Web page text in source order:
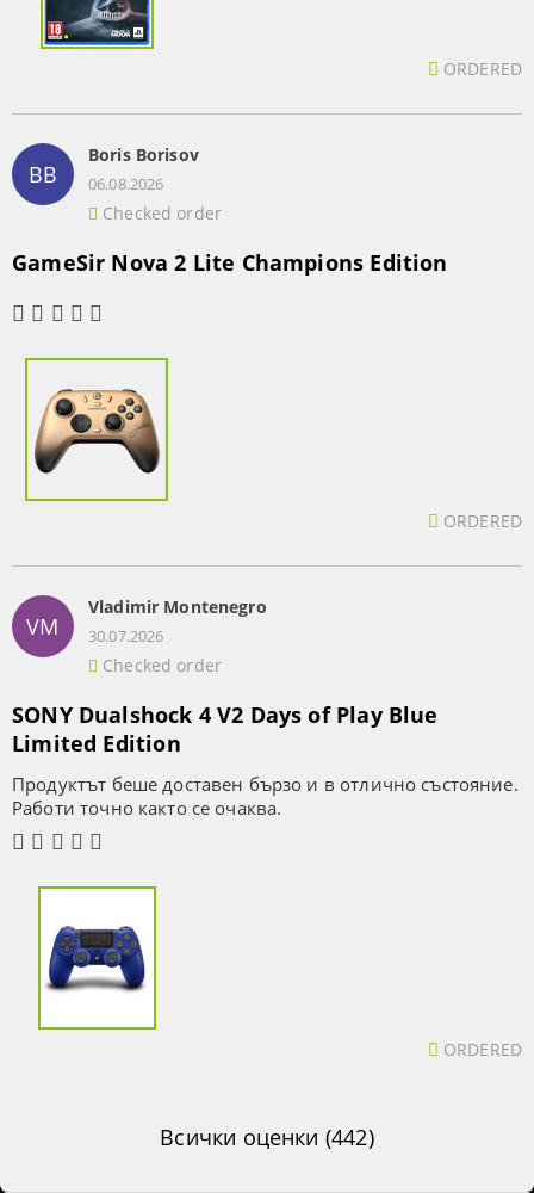
ORDERED
BB
Boris Borisov
06.08.2026
Checked order
GameSir Nova 2 Lite Champions Edition
ORDERED
VM
Vladimir Montenegro
30.07.2026
Checked order
SONY Dualshock 4 V2 Days of Play Blue
Limited Edition
Продуктът беше доставен бързо и в отлично състояние.
Работи точно както се очаква.
ORDERED
Всички оценки (442)